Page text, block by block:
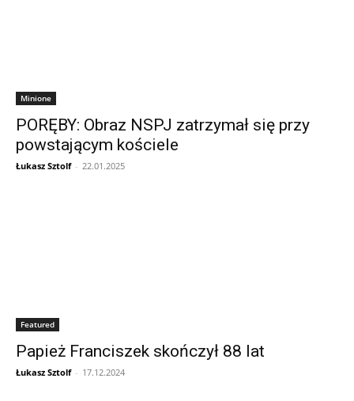
Minione
PORĘBY: Obraz NSPJ zatrzymał się przy
powstającym kościele
Łukasz Sztolf - 22.01.2025
Featured
Papież Franciszek skończył 88 lat
Łukasz Sztolf - 17.12.2024